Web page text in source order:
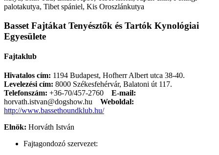
palotakutya, Tibet spániel, Kis Oroszlánkutya
Basset Fajtákat Tenyésztők és Tartók Kynológiai
Egyesülete
Fajtaklub
Hivatalos cím: 1194 Budapest, Hofherr Albert utca 38-40.
Levelezési cím: 8000 Székesfehérvár, Balatoni út 117.
Telefonszám: +36-70/457-2760
E-mail:
horvath.istvan@dogshow.hu
Weboldal:
http://www.bassethoundklub.hu/
Elnök: Horváth István
Fajtagondozó szervezet: